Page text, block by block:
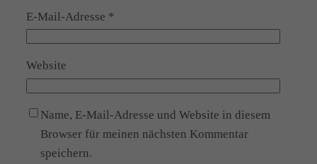
E-Mail-Adresse *
Website
Name, E-Mail-Adresse und Website in diesem
Browser für meinen nächsten Kommentar
speichern.